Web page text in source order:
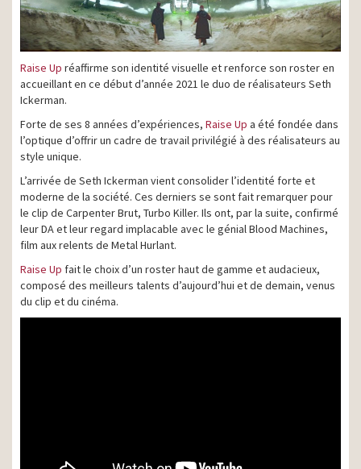
Raise Up réaffirme son identité visuelle et renforce son roster en
accueillant en ce début d’année 2021 le duo de réalisateurs Seth
Ickerman.
Forte de ses 8 années d’expériences, Raise Up a été fondée dans
l’optique d’offrir un cadre de travail privilégié à des réalisateurs au
style unique.
L’arrivée de Seth Ickerman vient consolider l’identité forte et
moderne de la société. Ces derniers se sont fait remarquer pour
le clip de Carpenter Brut, Turbo Killer. Ils ont, par la suite, confirmé
leur DA et leur regard implacable avec le génial Blood Machines,
film aux relents de Metal Hurlant.
Raise Up fait le choix d’un roster haut de gamme et audacieux,
composé des meilleurs talents d’aujourd’hui et de demain, venus
du clip et du cinéma.